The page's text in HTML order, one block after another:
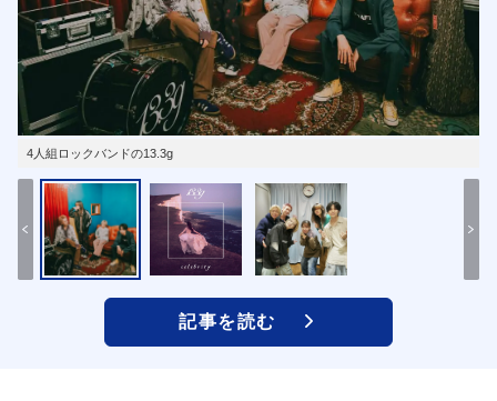
4人組ロックバンドの13.3g
記事を読む